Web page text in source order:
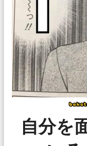
自分を